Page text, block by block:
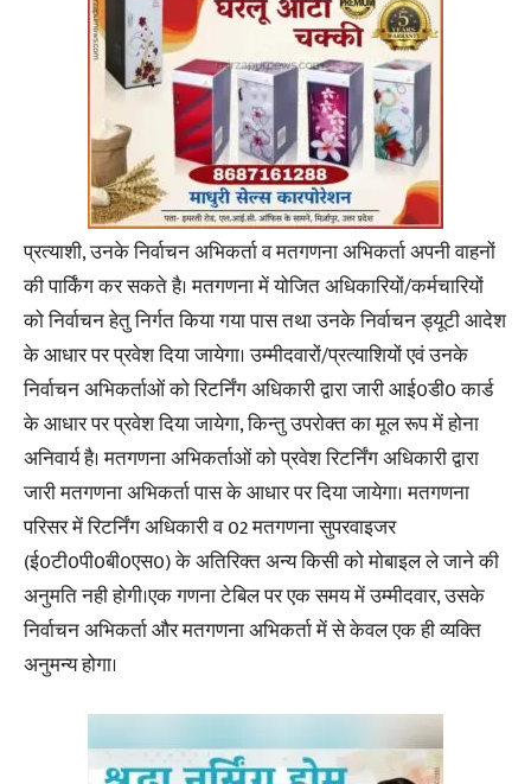
प्रत्याशी, उनके निर्वाचन अभिकर्ता व मतगणना अभिकर्ता अपनी वाहनों
की पार्किंग कर सकते है। मतगणना में योजित अधिकारियों/कर्मचारियों
को निर्वाचन हेतु निर्गत किया गया पास तथा उनके निर्वाचन ड्यूटी आदेश
के आधार पर प्रवेश दिया जायेगा। उम्मीदवारों/प्रत्याशियों एवं उनके
निर्वाचन अभिकर्ताओं को रिटर्निंग अधिकारी द्वारा जारी आई0डी0 कार्ड
के आधार पर प्रवेश दिया जायेगा, किन्तु उपरोक्त का मूल रूप में होना
अनिवार्य है। मतगणना अभिकर्ताओं को प्रवेश रिटर्निंग अधिकारी द्वारा
जारी मतगणना अभिकर्ता पास के आधार पर दिया जायेगा। मतगणना
परिसर में रिटर्निंग अधिकारी व 02 मतगणना सुपरवाइजर
(ई0टी0पी0बी0एस0) के अतिरिक्त अन्य किसी को मोबाइल ले जाने की
अनुमति नही होगी।एक गणना टेबिल पर एक समय में उम्मीदवार, उसके
निर्वाचन अभिकर्ता और मतगणना अभिकर्ता में से केवल एक ही व्यक्ति
अनुमन्य होगा।